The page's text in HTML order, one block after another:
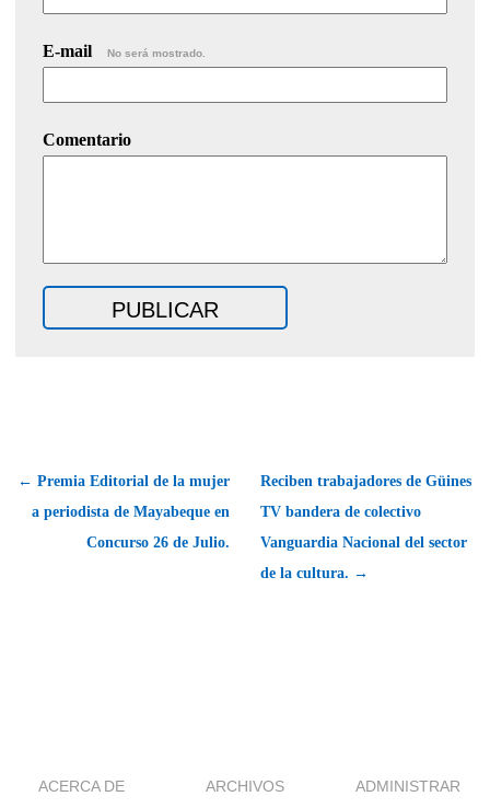
E-mail No será mostrado.
Comentario
← Premia Editorial de la mujer
a periodista de Mayabeque en
Concurso 26 de Julio.
Reciben trabajadores de Güines
TV bandera de colectivo
Vanguardia Nacional del sector
de la cultura. →
ACERCA DE ARCHIVOS ADMINISTRAR